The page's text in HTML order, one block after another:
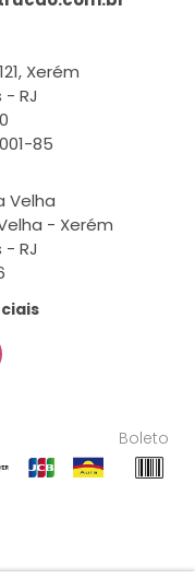
Xerém
RJ
85
Velha
- Xerém
RJ
Boleto